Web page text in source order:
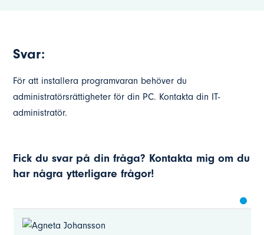
Svar:
För att installera programvaran behöver du
administratörsrättigheter för din PC. Kontakta din IT-
administratör.
Fick du svar på din fråga? Kontakta mig om du
har några ytterligare frågor!